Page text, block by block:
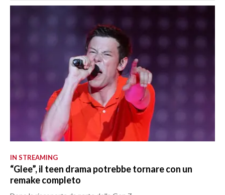
IN STREAMING
“Glee”, il teen drama potrebbe tornare con un
remake completo